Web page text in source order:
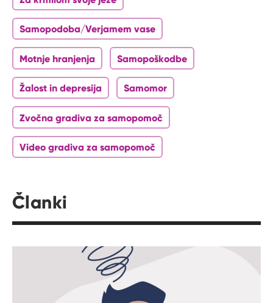
Samopodoba/Verjamem vase
Motnje hranjenja Samopoškodbe
Žalost in depresija Samomor
Zvočna gradiva za samopomoč
Video gradiva za samopomoč
Članki